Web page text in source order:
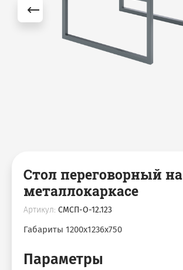
Стол переговорный на
металлокаркасе
Артикул: СМСП-О-12.123
Габариты 1200х1236х750
Параметры